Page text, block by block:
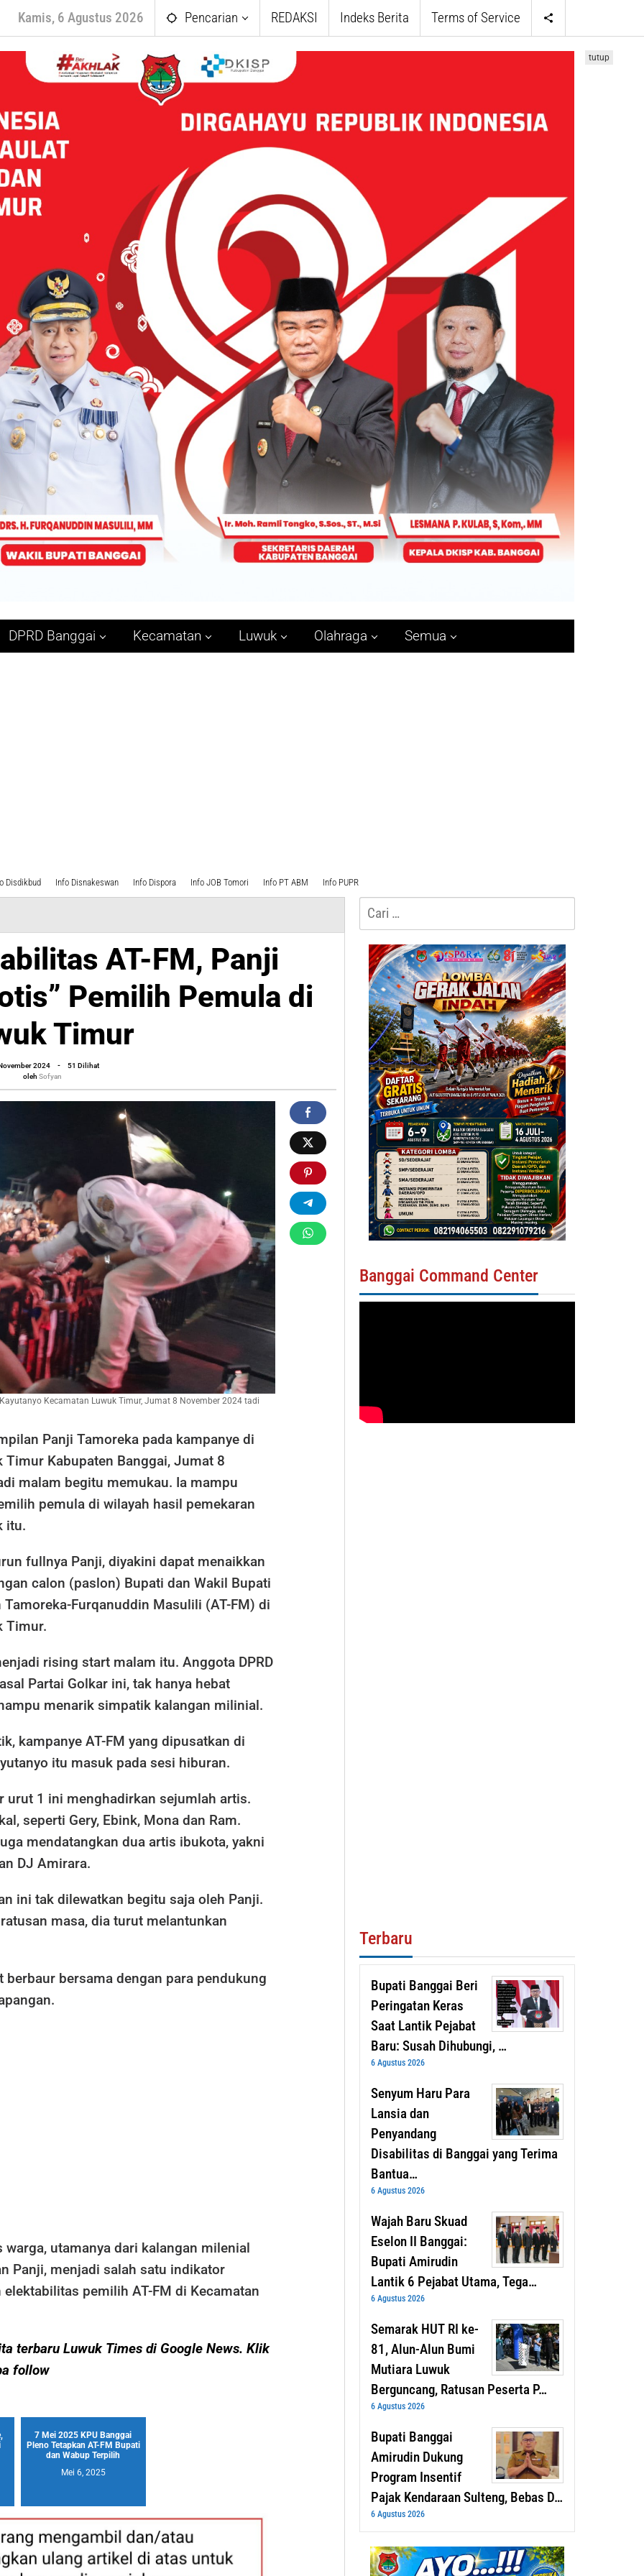
Kamis, 6 Agustus 2026 Pencarian REDAKSI Indeks Berita Terms of Service
DPRD Banggai Kecamatan Luwuk Olahraga Semua
Disdikbud Info Disnakeswan Info Dispora Info JOB Tomori Info PT ABM Info PUPR
tutup
AT-FM, Panji
Pemilih Pemula di
Timur
2024
oleh
Sofyan
-
51 Dilihat
oleh Sofyan
Kecamatan Luwuk Timur, Jumat 8 November 2024 tadi
Panji Tamoreka pada kampanye di
Timur Kabupaten Banggai, Jumat 8
malam begitu memukau. Ia mampu
pemula di wilayah hasil pemekaran
itu.
fullnya Panji, diyakini dapat menaikkan
calon (paslon) Bupati dan Wakil Bupati
Furqanuddin Masulili (AT-FM) di
Timur.
rising start malam itu. Anggota DPRD
Partai Golkar ini, tak hanya hebat
menarik simpatik kalangan milinial.
kampanye AT-FM yang dipusatkan di
itu masuk pada sesi hiburan.
urut 1 ini menghadirkan sejumlah artis.
seperti Gery, Ebink, Mona dan Ram.
mendatangkan dua artis ibukota, yakni
DJ Amirara.
ini tak dilewatkan begitu saja oleh Panji.
masa, dia turut melantunkan
berbaur bersama dengan para pendukung
warga, utamanya dari kalangan milenial
Panji, menjadi salah satu indikator
pemilih AT-FM di Kecamatan
terbaru Luwuk Times di Google News. Klik
follow
7 Mei 2025 KPU Banggai
Pleno Tetapkan AT-FM Bupati
dan Wabup Terpilih
Mei 6, 2025
Cari
untuk:
Banggai Command Center
Terbaru
Bupati Banggai Beri
Peringatan Keras
Saat Lantik Pejabat
Baru: Susah Dihubungi, …
6 Agustus 2026
Senyum Haru Para
Lansia dan
Penyandang
Disabilitas di Banggai yang Terima
Bantua…
6 Agustus 2026
Wajah Baru Skuad
Eselon II Banggai:
Bupati Amirudin
Lantik 6 Pejabat Utama, Tega…
6 Agustus 2026
Semarak HUT RI ke-
81, Alun-Alun Bumi
Mutiara Luwuk
Berguncang, Ratusan Peserta P…
6 Agustus 2026
Bupati Banggai
Amirudin Dukung
Program Insentif
Pajak Kendaraan Sulteng, Bebas D…
6 Agustus 2026